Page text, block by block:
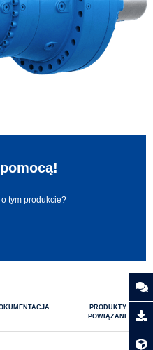
tym produkcie?
PRODUKTY
POWIĄZANE